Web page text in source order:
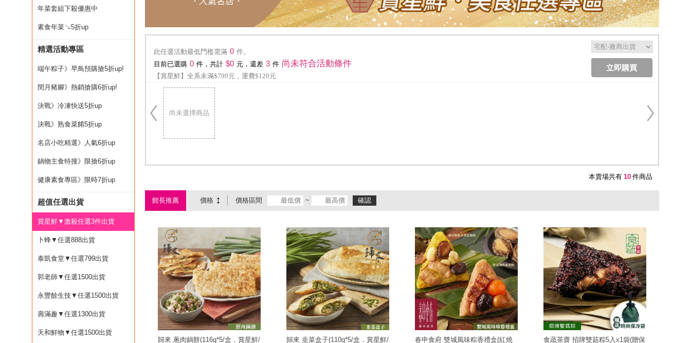
年菜套組下殺優惠中
素食年菜↘5折up
精選活動專區
端午粽子》早鳥預購搶5折up!
閏月豬腳》熱銷搶購6折up!
決戰》冷凍快送5折up
決戰》熟食菜餚5折up
名店小吃精選》人氣6折up
鍋物主食特搜》限搶6折up
健康素食專區》限時7折up
超值任選出貨
賞星鮮▼激殺任選3件出貨
卜蜂▼任選888出貨
泰凱食堂▼任選799出貨
郭老師▼任選1500出貨
永豐餘生技▼任選1500出貨
壽滿趣▼任選1300出貨
天和鮮物▼任選1500出貨
此任選活動最低門檻需滿 0 件。
目前已選購 0 件，共計 $0 元，還差 3 件 尚未符合活動條件
【賞星鮮】全系未滿$799元，運費$120元
尚未選擇商品
本賣場共有 10 件商品
館長推薦 價格 價格區間 ~ 確認
歸來 蔥肉鍋餅(116g*5/盒．賞星鮮/
歸來 韭菜盒子(110g*5/盒．賞星鮮/
春申食府 雙城風味粽香禮盒(紅燒
食蔬茶齋 招牌雙菇粽5入x1袋(贈保